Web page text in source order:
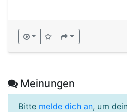
Meinungen
Bitte melde dich an, um